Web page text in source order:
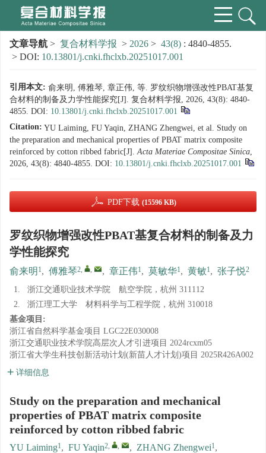
文章导航 > 复合材料学报 > 2026 > 43(8) : 4840-4855.
> DOI: 10.13801/j.cnki.fhclxb.20251017.001
引用本文: 俞来明, 傅雅琴, 章正伟, 等. 罗纹织物增强改性PBAT基复
合材料的制备及力学性能探究[J]. 复合材料学报, 2026, 43(8): 4840-
4855. DOI: 10.13801/j.cnki.fhclxb.20251017.001
Citation: YU Laiming, FU Yaqin, ZHANG Zhengwei, et al. Study on
the preparation and mechanical properties of PBAT matrix composite
reinforced by cotton ribbed fabric[J].Acta Materiae Compositae Sinica,
2026, 43(8): 4840-4855. DOI: 10.13801/j.cnki.fhclxb.20251017.001
PDF下载 (15596 KB)
罗纹织物增强改性PBAT基复合材料的制备及力
学性能探究
俞来明 1, 傅雅琴2, , , 章正伟1, 莫敏华1, 黄敏1, 张子悦2
1.
浙江交通职业技术学院 航空学院，杭州 311112
2.
浙江理工大学 材料科学与工程学院，杭州 310018
基金项目:
浙江省自然科学基金项目 LGC22E030008
浙江交通职业技术学院高层次人才引进项目 2024rcxm05
浙江省大学生科技创新活动计划(新苗人才计划)项目 2025R426A002
详细信息
Study on the preparation and mechanical
properties of PBAT matrix composite
reinforced by cotton ribbed fabric
YU Laiming1, FU Yaqin2, , , ZHANG Zhengwei1,